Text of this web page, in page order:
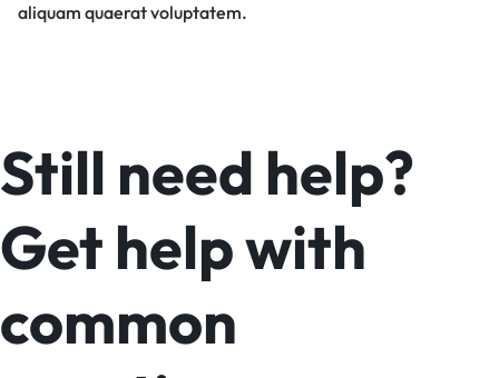
aliquam quaerat voluptatem.
Still need help?
Get help with
common